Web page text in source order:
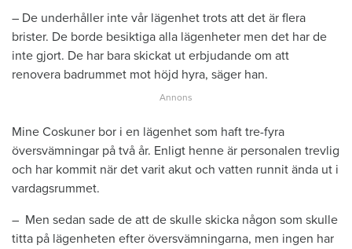
– De underhåller inte vår lägenhet trots att det är flera
brister. De borde besiktiga alla lägenheter men det har de
inte gjort. De har bara skickat ut erbjudande om att
renovera badrummet mot höjd hyra, säger han.
Mine Coskuner bor i en lägenhet som haft tre-fyra
översvämningar på två år. Enligt henne är personalen trevlig
och har kommit när det varit akut och vatten runnit ända ut i
vardagsrummet.
– Men sedan sade de att de skulle skicka någon som skulle
titta på lägenheten efter översvämningarna, men ingen har